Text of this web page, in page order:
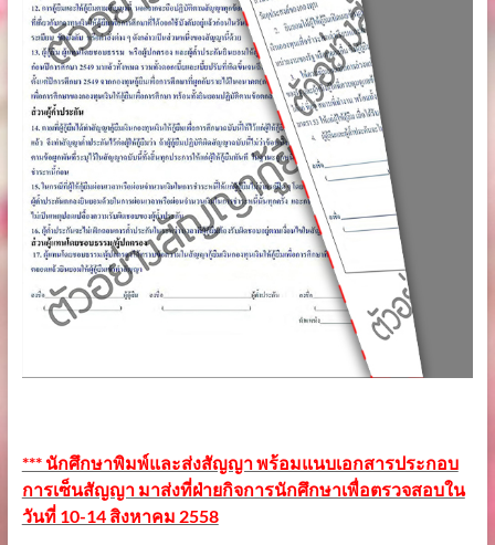
*** นักศึกษาพิมพ์และส่งสัญญา พร้อมแนบเอกสารประกอบ
การเซ็นสัญญา มาส่งที่ฝ่ายกิจการนักศึกษาเพื่อตรวจสอบใน
วันที่ 10-14 สิงหาคม 2558